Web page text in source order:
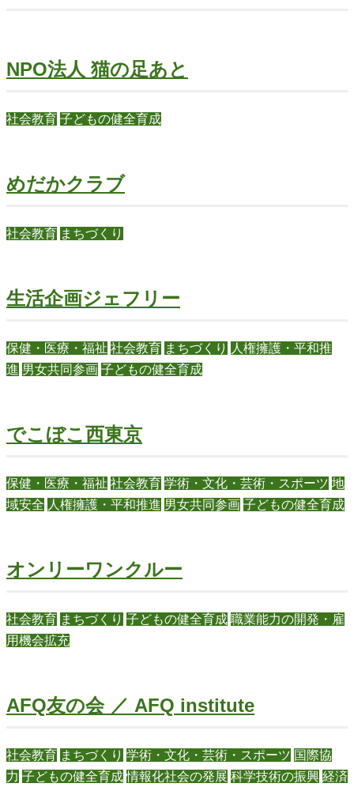
NPO法人 猫の足あと
社会教育 子どもの健全育成
めだかクラブ
社会教育 まちづくり
生活企画ジェフリー
保健・医療・福祉 社会教育 まちづくり
人権擁護・平和推
進 男女共同参画 子どもの健全育成
でこぼこ西東京
保健・医療・福祉 社会教育 学術・文化・芸術・スポーツ 地
域安全 人権擁護・平和推進 男女共同参画 子どもの健全育成
オンリーワンクルー
社会教育 まちづくり 子どもの健全育成 職業能力の開発・雇
用機会拡充
AFQ友の会 ／ AFQ institute
社会教育 まちづくり 学術・文化・芸術・スポーツ 国際協
力 子どもの健全育成 情報化社会の発展 科学技術の振興 経済